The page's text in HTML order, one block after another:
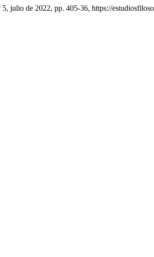
5, julio de 2022, pp. 405-36, https://